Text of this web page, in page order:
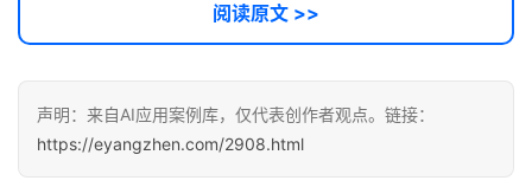
阅读原文 >>
声明：来自AI应用案例库，仅代表创作者观点。链接：
https://eyangzhen.com/2908.html